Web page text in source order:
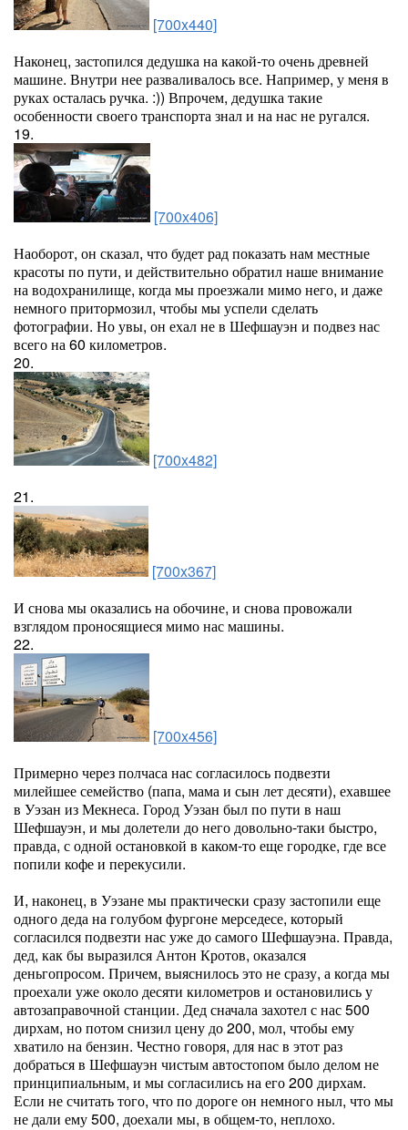
[700x440]
Наконец, застопился дедушка на какой-то очень древней
машине. Внутри нее разваливалось все. Например, у меня в
руках осталась ручка. :)) Впрочем, дедушка такие
особенности своего транспорта знал и на нас не ругался.
19.
[700x406]
Наоборот, он сказал, что будет рад показать нам местные
красоты по пути, и действительно обратил наше внимание
на водохранилище, когда мы проезжали мимо него, и даже
немного притормозил, чтобы мы успели сделать
фотографии. Но увы, он ехал не в Шефшауэн и подвез нас
всего на 60 километров.
20.
[700x482]
21.
[700x367]
И снова мы оказались на обочине, и снова провожали
взглядом проносящиеся мимо нас машины.
22.
[700x456]
Примерно через полчаса нас согласилось подвезти
милейшее семейство (папа, мама и сын лет десяти), ехавшее
в Уэзан из Мекнеса. Город Уэзан был по пути в наш
Шефшауэн, и мы долетели до него довольно-таки быстро,
правда, с одной остановкой в каком-то еще городке, где все
попили кофе и перекусили.
И, наконец, в Уэзане мы практически сразу застопили еще
одного деда на голубом фургоне мерседесе, который
согласился подвезти нас уже до самого Шефшауэна. Правда,
дед, как бы выразился Антон Кротов, оказался
деньгопросом. Причем, выяснилось это не сразу, а когда мы
проехали уже около десяти километров и остановились у
автозаправочной станции. Дед сначала захотел с нас 500
дирхам, но потом снизил цену до 200, мол, чтобы ему
хватило на бензин. Честно говоря, для нас в этот раз
добраться в Шефшауэн чистым автостопом было делом не
принципиальным, и мы согласились на его 200 дирхам.
Если не считать того, что по дороге он немного ныл, что мы
не дали ему 500, доехали мы, в общем-то, неплохо.